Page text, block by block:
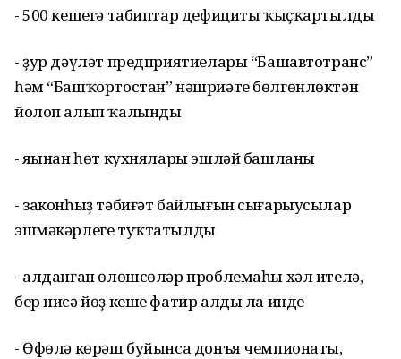
- 500 кешегә табиптар дефициты ҡыҫҡартылды
- ҙур дәүләт предприятиелары “Баш­автотранс”
һәм “Башҡортостан” нәшриәте бөлгөнлөктән
йолоп алып ҡалынды
- яңынан һөт кухнялары эшләй башланы
- законһыҙ тәбиғәт байлығын сығарыусылар
эшмәкәрлеге туҡтатылды
- алданған өлөшсөләр проблемаһы хәл ителә,
бер нисә йөҙ кеше фатир алды ла инде
- Өфөлә көрәш буйынса донъя чемпионаты,